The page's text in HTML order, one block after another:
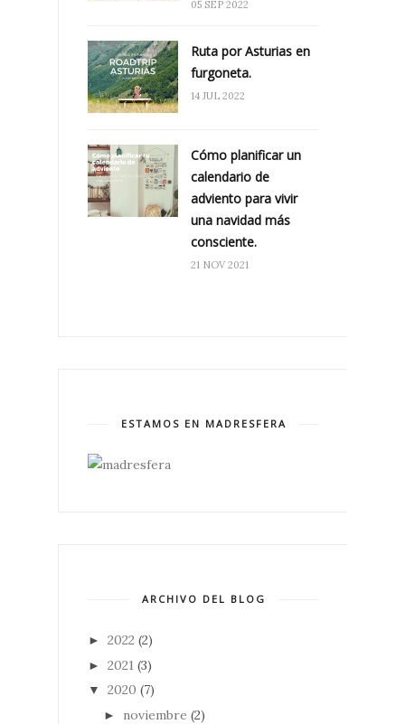
05 SEP 2022
Ruta por Asturias en
furgoneta.
14 JUL 2022
Cómo planificar un
calendario de
adviento para vivir
una navidad más
consciente.
21 NOV 2021
ESTAMOS EN MADRESFERA
ARCHIVO DEL BLOG
► 2022 (2)
► 2021 (3)
▼ 2020 (7)
► noviembre (2)